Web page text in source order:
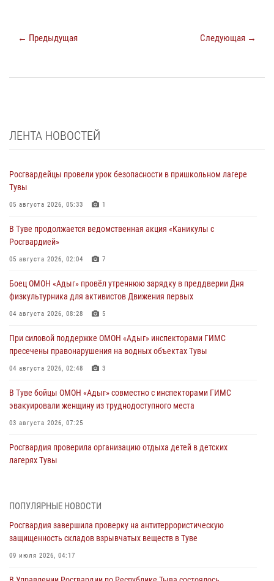
← Предыдущая Следующая →
ЛЕНТА НОВОСТЕЙ
Росгвардейцы провели урок безопасности в пришкольном лагере
Тувы
05 августа 2026, 05:33 1
В Туве продолжается ведомственная акция «Каникулы с
Росгвардией»
05 августа 2026, 02:04 7
Боец ОМОН «Адыг» провёл утреннюю зарядку в преддверии Дня
физкультурника для активистов Движения первых
04 августа 2026, 08:28 5
При силовой поддержке ОМОН «Адыг» инспекторами ГИМС
пресечены правонарушения на водных объектах Тувы
04 августа 2026, 02:48 3
В Туве бойцы ОМОН «Адыг» совместно с инспекторами ГИМС
эвакуировали женщину из труднодоступного места
03 августа 2026, 07:25
Росгвардия проверила организацию отдыха детей в детских
лагерях Тувы
Сотрудники вневедомственной охраны приняли участие в акции
29 июля 2026, 09:41
26 сигналов «Тревога» с автотранспортов отработали экипажи
ПОПУЛЯРНЫЕ НОВОСТИ
Росгвардия завершила проверку на антитеррористическую
защищенность складов взрывчатых веществ в Туве
09 июля 2026, 04:17